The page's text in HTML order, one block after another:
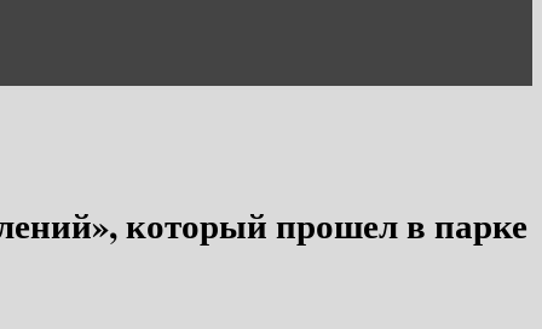
который прошел в парке